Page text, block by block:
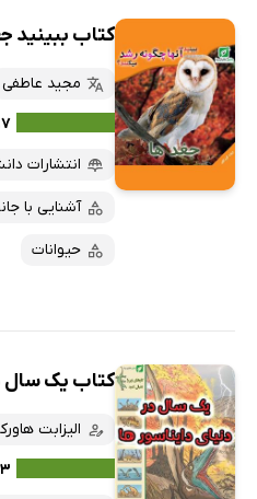
کتاب ببینید
مجید عاطفی
انتشارات
آشنایی با
حیوانات
کتاب یک سال
الیزابت